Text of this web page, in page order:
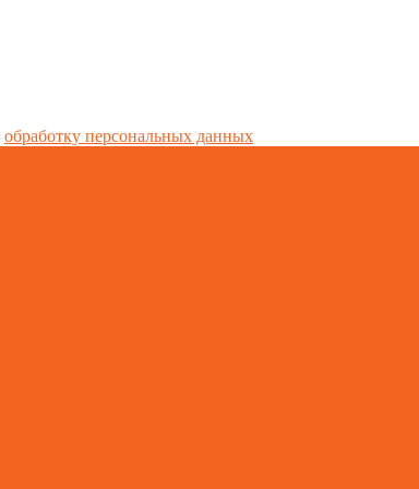
обработку персональных данных